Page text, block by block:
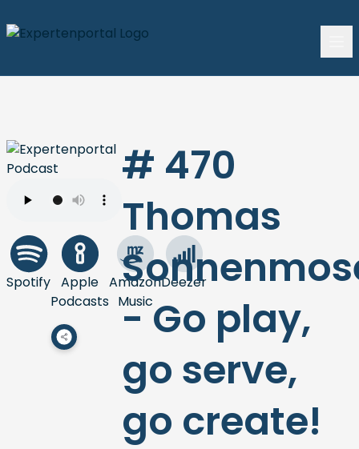
Spotify Apple
Podcasts
Amazon
Music
Deezer
# 470
Thomas
- Go play,
go serve,
go create!